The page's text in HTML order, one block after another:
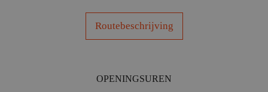
Routebeschrijving
OPENINGSUREN